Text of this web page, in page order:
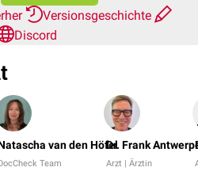
Versionsgeschichte
Discord
van den Höfel
DocCheck Team
Dr. Frank
Arzt | Ärztin